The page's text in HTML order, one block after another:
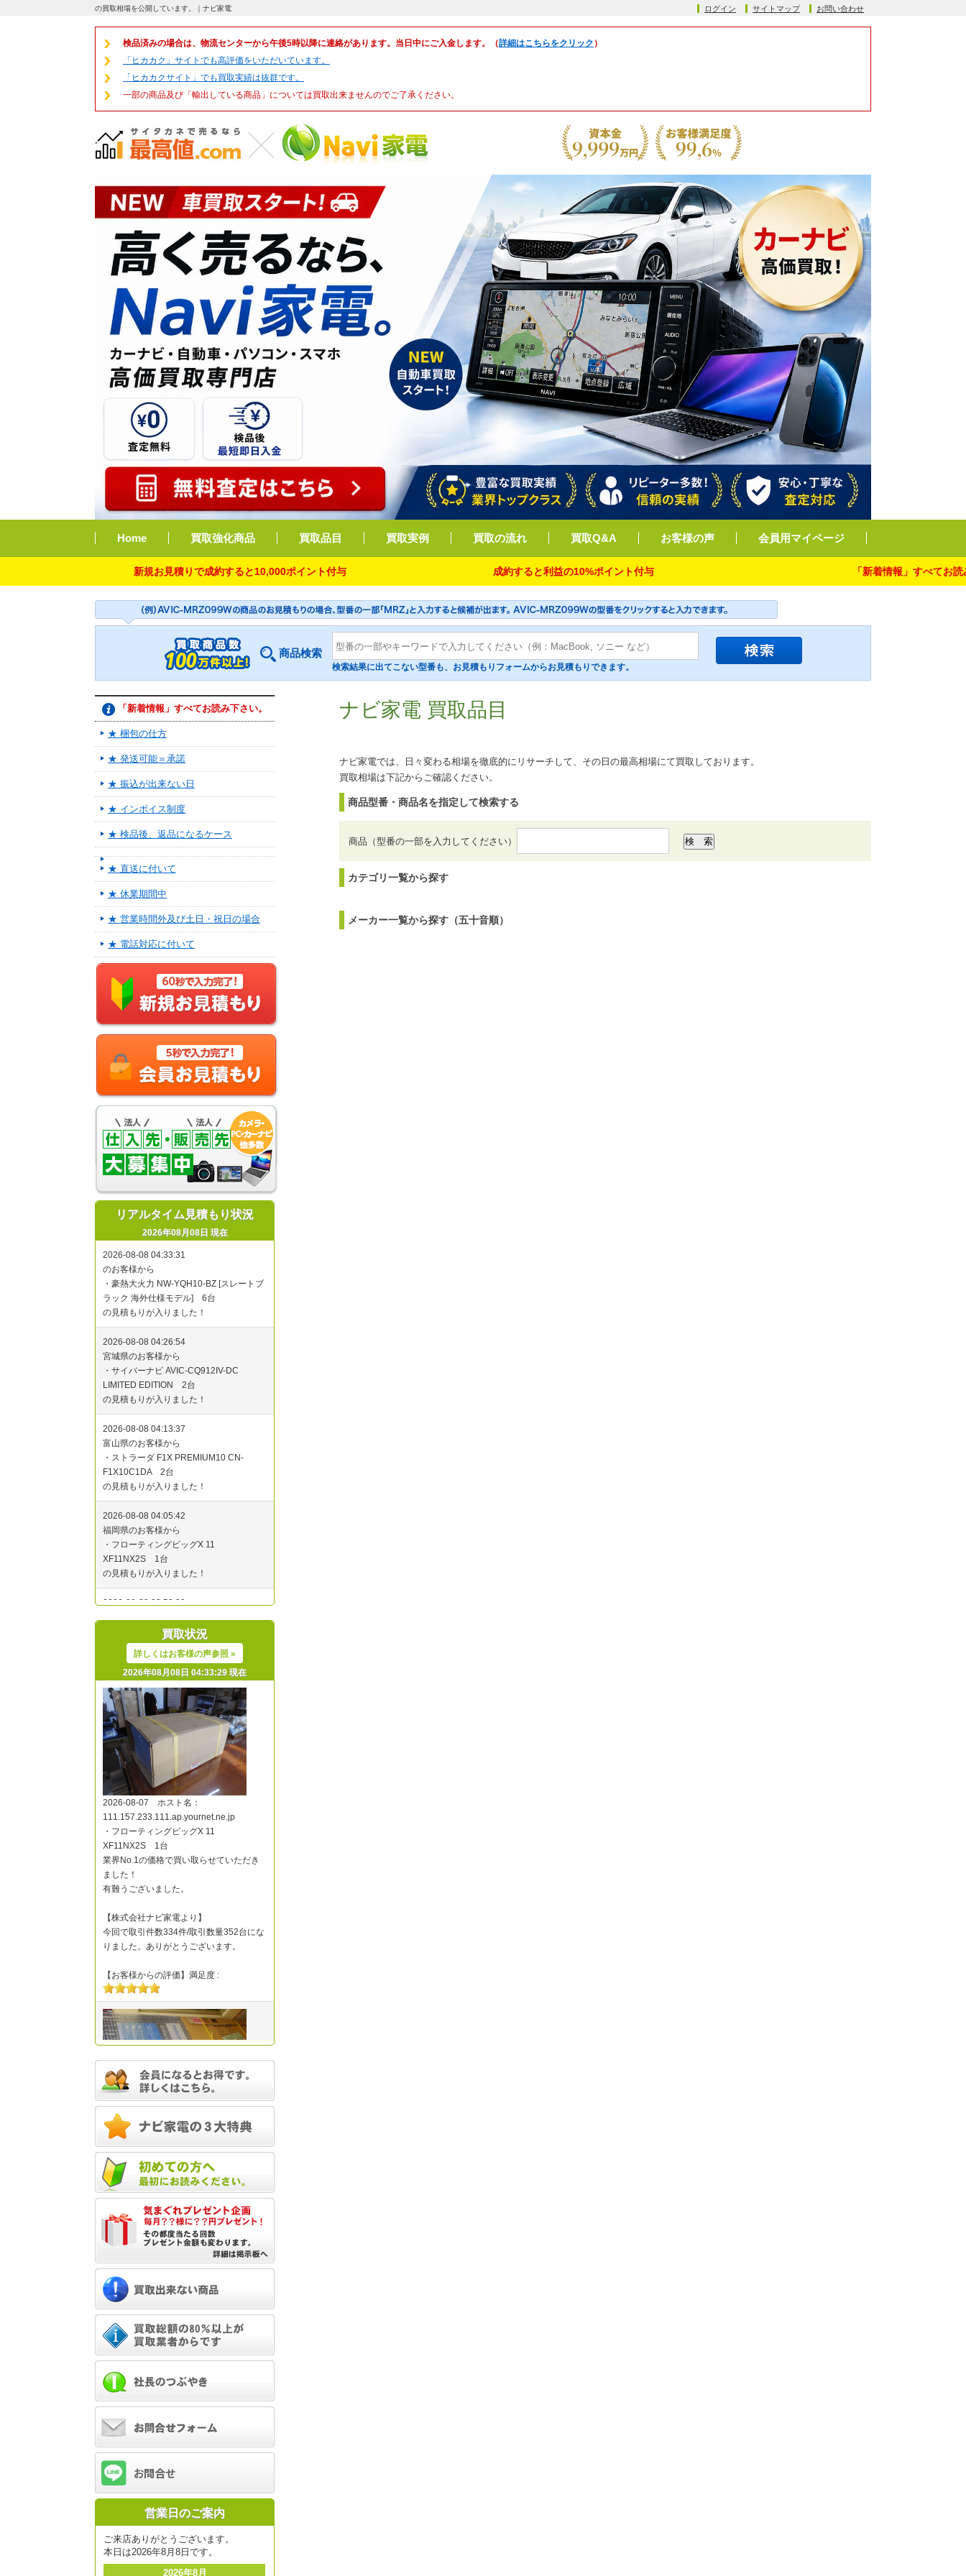
の買取相場を公開しています。｜ナビ家電 ログイン サイトマップ お問い合わせ
検品済みの場合は、物流センターから午後5時以降に連絡があります。当日中にご入金します。（詳細はこちらをクリック ）
「ヒカカク」サイトでも高評価をいただいています。
「ヒカカクサイト」でも買取実績は抜群です。
一部の商品及び「輸出している商品」については買取出来ませんのでご了承ください。
Home 買取強化商品 買取品目 買取実例 買取の流れ 買取Q&A お客様の声 会員用マイページ
新規お見積りで成約すると10,000ポイント付与 成約すると利益の10%ポイント付与 「新着情報」すべてお読み下さい
商品検索
検索結果に出てこない型番も、お見積もりフォームからお見積もりできます。
ナビ家電 買取品目
ナビ家電では、日々変わる相場を徹底的にリサーチして、その日の最高相場にて買取しております。
買取相場は下記からご確認ください。
商品型番・商品名を指定して検索する
商品（型番の一部を入力してください）
カテゴリ一覧から探す
メーカー一覧から探す（五十音順）
「新着情報」すべてお読み下さい。
★ 梱包の仕方
★ 発送可能＝承諾
★ 振込が出来ない日
★ インボイス制度
★ 検品後、返品になるケース
★ 直送に付いて
★ 休業期間中
★ 営業時間外及び土日・祝日の場合
★ 電話対応に付いて
リアルタイム見積もり状況
2026年08月08日 現在
買取状況
詳しくはお客様の声参照 »
2026年08月08日 04:33:29 現在
営業日のご案内
ご来店ありがとうございます。
本日は2026年8月8日です。
2026年8月